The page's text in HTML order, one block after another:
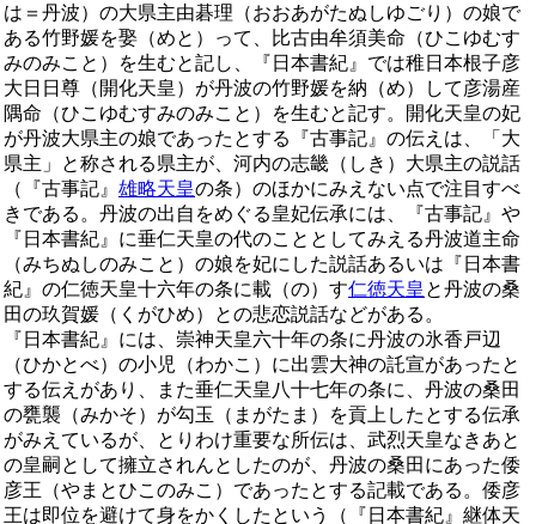
は＝丹波）の大県主由碁理（おおあがたぬしゆごり）の娘で
ある竹野媛を娶（めと）って、比古由牟須美命（ひこゆむす
みのみこと）を生むと記し、『日本書紀』では稚日本根子彦
大日日尊（開化天皇）が丹波の竹野媛を納（め）して彦湯産
隅命（ひこゆむすみのみこと）を生むと記す。開化天皇の妃
が丹波大県主の娘であったとする『古事記』の伝えは、「大
県主」と称される県主が、河内の志畿（しき）大県主の説話
（『古事記』 雄略天皇の条）のほかにみえない点で注目すべ
きである。丹波の出自をめぐる皇妃伝承には、『古事記』や
『日本書紀』に垂仁天皇の代のこととしてみえる丹波道主命
（みちぬしのみこと）の娘を妃にした説話あるいは『日本書
紀』の仁徳天皇十六年の条に載（の）す仁徳天皇 と丹波の桑
田の玖賀媛（くがひめ）との悲恋説話などがある。
『日本書紀』には、崇神天皇六十年の条に丹波の氷香戸辺
（ひかとべ）の小児（わかこ）に出雲大神の託宣があったと
する伝えがあり、また垂仁天皇八十七年の条に、丹波の桑田
の甕襲（みかそ）が勾玉（まがたま）を貢上したとする伝承
がみえているが、とりわけ重要な所伝は、武烈天皇なきあと
の皇嗣として擁立されんとしたのが、丹波の桑田にあった倭
彦王（やまとひこのみこ）であったとする記載である。倭彦
王は即位を避けて身をかくしたという（『日本書紀』継体天